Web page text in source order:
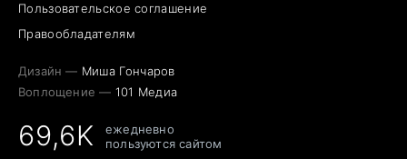
Пользовательское соглашение
Правообладателям
Дизайн — Миша Гончаров
Воплощение — 101 Медиа
69,6K
ежедневно
пользуются сайтом